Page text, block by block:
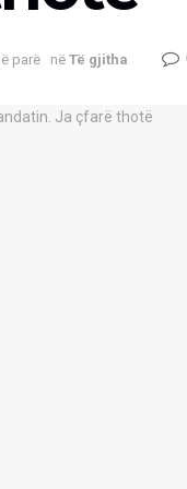
parë në Të gjitha